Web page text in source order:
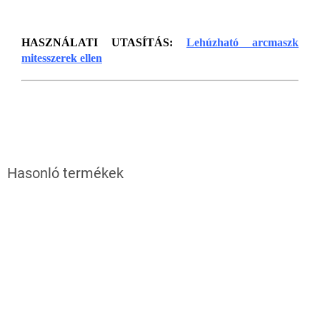
HASZNÁLATI UTASÍTÁS:
Lehúzható arcmaszk
mitesszerek ellen